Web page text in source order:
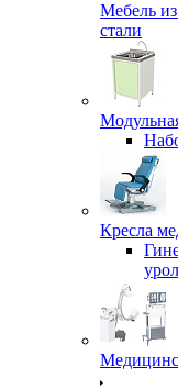
Мебель
стали
Кресла